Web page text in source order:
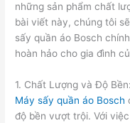
những sản phẩm chất
bài viết này, chúng tôi
sấy quần áo Bosch
hoàn hảo cho gia đình
1. Chất Lượng và Độ Bền:
Máy sấy quần áo Bosch
độ bền vượt trội. Với